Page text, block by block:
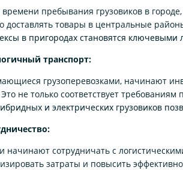
пребывания грузовиков в
доставлять товары в центральные
в пригородах становятся ключевыми
транспорт:
грузоперевозками, начинают
не только соответствует
и электрических грузовиков
начинают сотрудничать с
затраты и повысить